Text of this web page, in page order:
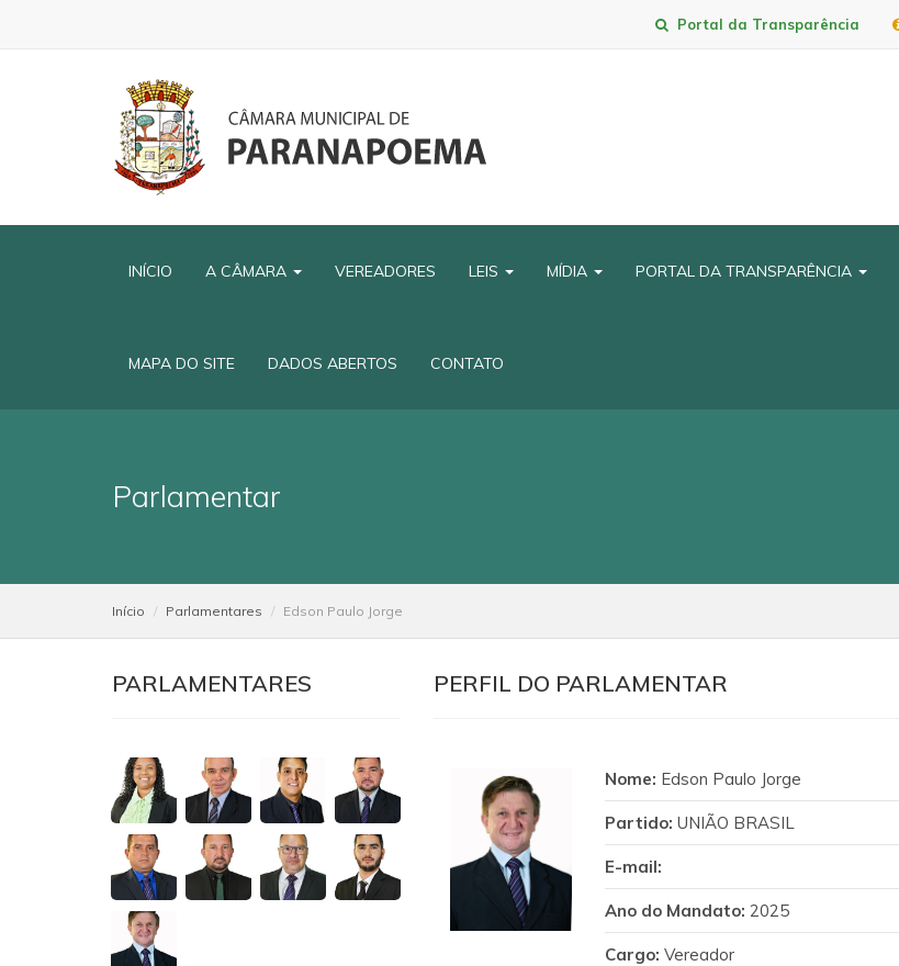
Portal da Transparência
INÍCIO A CÂMARA VEREADORES LEIS MÍDIA PORTAL DA TRANSPARÊNCIA
MAPA DO SITE DADOS ABERTOS CONTATO
Parlamentar
Início Parlamentares Edson Paulo Jorge
PARLAMENTARES PERFIL DO PARLAMENTAR
Nome: Edson Paulo Jorge
Partido: UNIÃO BRASIL
E-mail:
Ano do Mandato: 2025
Cargo: Vereador